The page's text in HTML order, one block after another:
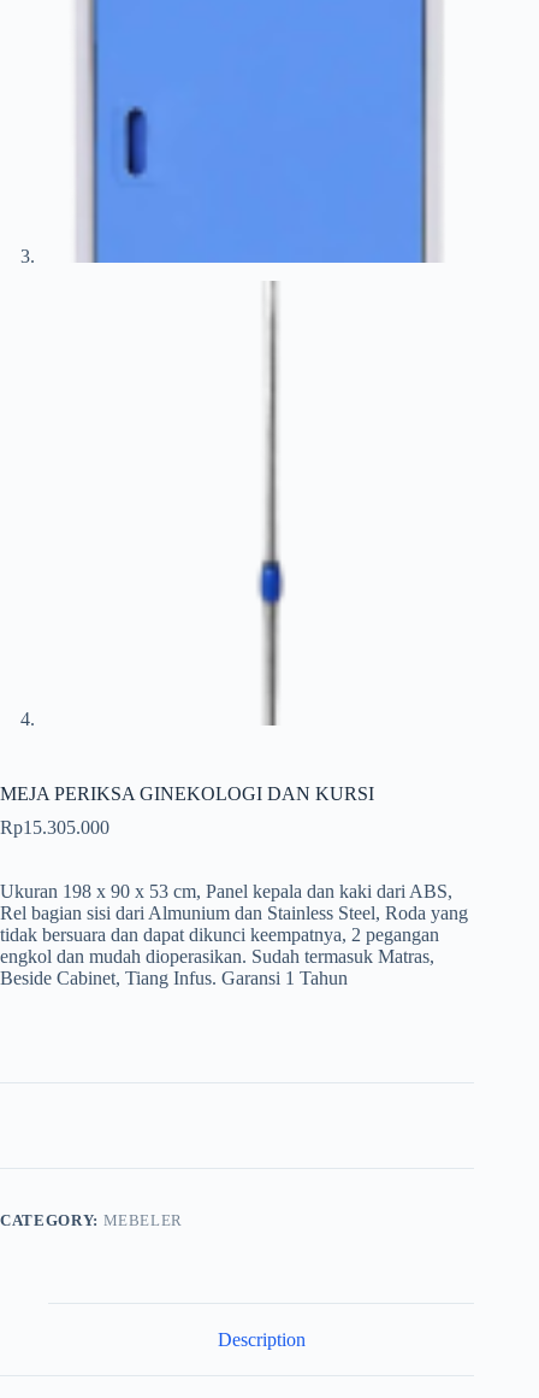
MEJA PERIKSA GINEKOLOGI DAN KURSI
Rp15.305.000
Ukuran 198 x 90 x 53 cm, Panel kepala dan kaki dari ABS,
Rel bagian sisi dari Almunium dan Stainless Steel, Roda yang
tidak bersuara dan dapat dikunci keempatnya, 2 pegangan
engkol dan mudah dioperasikan. Sudah termasuk Matras,
Beside Cabinet, Tiang Infus. Garansi 1 Tahun
CATEGORY: MEBELER
Description